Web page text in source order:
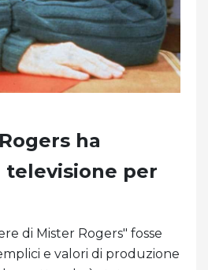
ha
televisione per
di Mister Rogers" fosse
e valori di produzione